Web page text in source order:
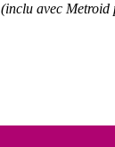
(inclu avec Metroid